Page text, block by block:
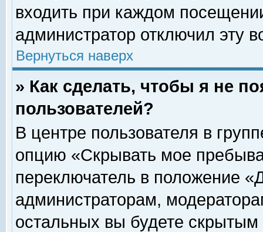
входить при каждом
администратор отключил эту
Вернуться наверх
» Как сделать, чтобы я не
пользователей?
В центре пользователя в
опцию «Скрывать мое
переключатель в положение
администраторам,
остальных вы будете скрытым